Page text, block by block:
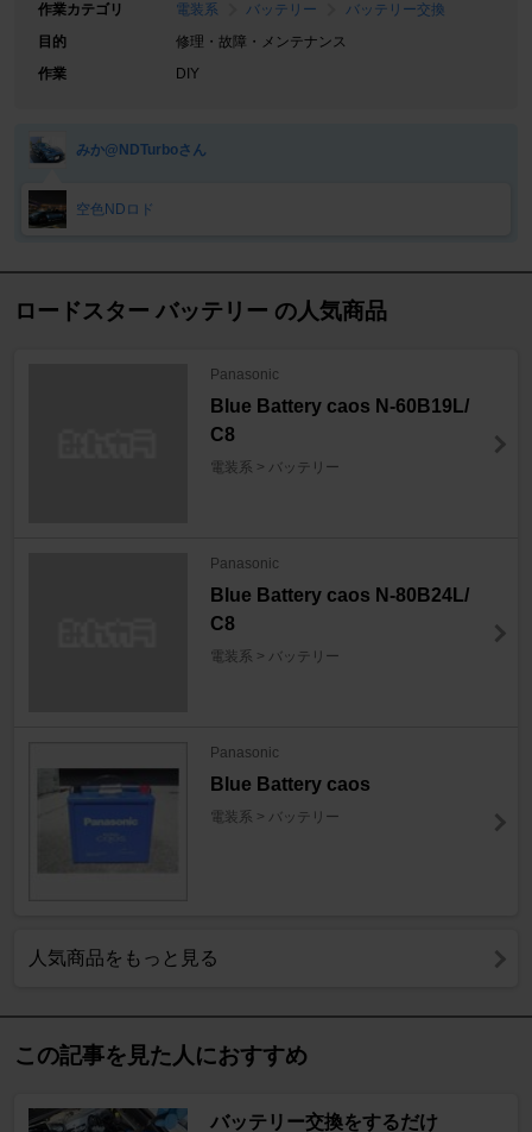
作業カテゴリ
電装系 バッテリー
バッテリー交換
目的
修理・故障・メンテナンス
作業
DIY
みか@NDTurboさん
空色NDロド
ロードスター バッテリー の人気商品
Panasonic
Blue Battery caos N-60B19L/
C8
電装系 > バッテリー
Panasonic
Blue Battery caos N-80B24L/
C8
電装系 > バッテリー
Panasonic
Blue Battery caos
電装系 > バッテリー
人気商品をもっと見る
この記事を見た人におすすめ
バッテリー交換をするだけ